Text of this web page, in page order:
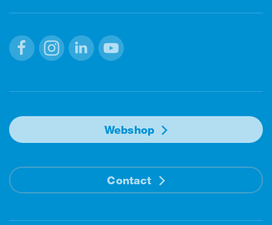
Webshop
Contact